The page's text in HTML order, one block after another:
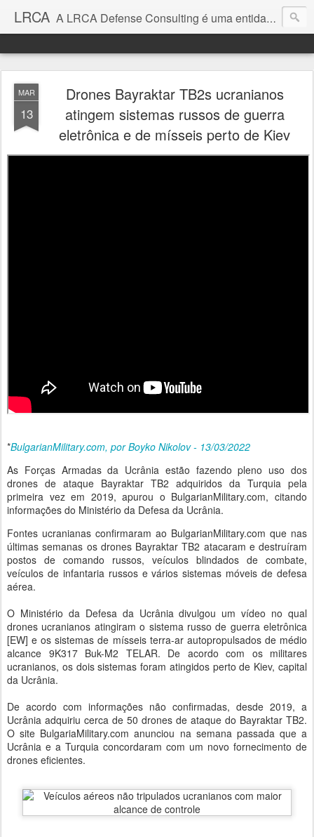
LRCA A LRCA Defense Consulting é uma entidade sem fins lucrativos que se dedica a produzir e divulgar notícias e análises sobre as Empresas de Defesa. Não somos jornalistas e nem este é um blog jornalístico.
MAR
13
Drones Bayraktar TB2s ucranianos
atingem sistemas russos de guerra
eletrônica e de mísseis perto de Kiev
*BulgarianMilitary.com, por Boyko Nikolov - 13/03/2022
As Forças Armadas da Ucrânia estão fazendo pleno uso dos
drones de ataque Bayraktar TB2 adquiridos da Turquia pela
primeira vez em 2019, apurou o BulgarianMilitary.com, citando
informações do Ministério da Defesa da Ucrânia.
Fontes ucranianas confirmaram ao BulgarianMilitary.com que nas
últimas semanas os drones Bayraktar TB2 atacaram e destruíram
postos de comando russos, veículos blindados de combate,
veículos de infantaria russos e vários sistemas móveis de defesa
aérea.
O Ministério da Defesa da Ucrânia divulgou um vídeo no qual
drones ucranianos atingiram o sistema russo de guerra eletrônica
[EW] e os sistemas de mísseis terra-ar autopropulsados ​​de médio
alcance 9K317 Buk-M2 TELAR. De acordo com os militares
ucranianos, os dois sistemas foram atingidos perto de Kiev, capital
da Ucrânia.
De acordo com informações não confirmadas, desde 2019, a
Ucrânia adquiriu cerca de 50 drones de ataque do Bayraktar TB2.
O site BulgariaMilitary.com anunciou na semana passada que a
Ucrânia e a Turquia concordaram com um novo fornecimento de
drones eficientes.